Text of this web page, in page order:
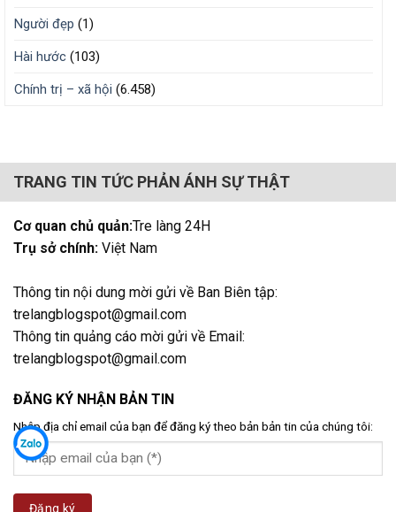
Người đẹp (1)
Hài hước (103)
Chính trị – xã hội (6.458)
TRANG TIN TỨC PHẢN ÁNH SỰ THẬT
Cơ quan chủ quản:Tre làng 24H
Trụ sở chính: Việt Nam
Thông tin nội dung mời gửi về Ban Biên tập:
trelangblogspot@gmail.com
Thông tin quảng cáo mời gửi về Email:
trelangblogspot@gmail.com
ĐĂNG KÝ NHẬN BẢN TIN
Nhập địa chỉ email của bạn để đăng ký theo bản bản tin của chúng tôi: